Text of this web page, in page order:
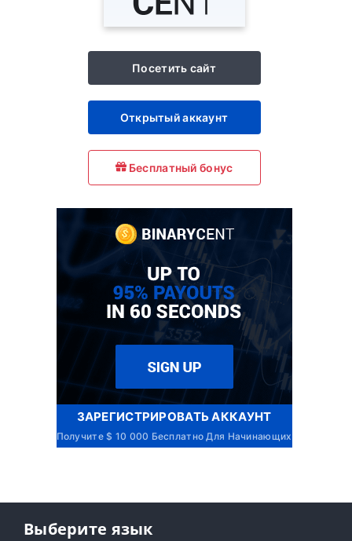
Посетить сайт
Открытый аккаунт
Бесплатный бонус
ЗАРЕГИСТРИРОВАТЬ АККАУНТ
Получите $ 10 000 Бесплатно Для Начинающих
Выберите язык